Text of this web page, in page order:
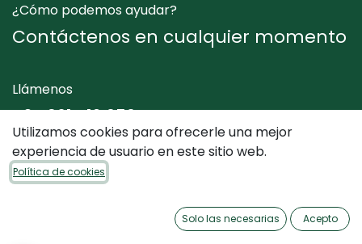
¿Cómo podemos ayudar?
Contáctenos en cualquier momento
Llámenos
+34 961 412 050
Envíenos un mensaje
Utilizamos cookies para ofrecerle una mejor
experiencia de usuario en este sitio web.
Política de cookies
Solo las necesarias Acepto